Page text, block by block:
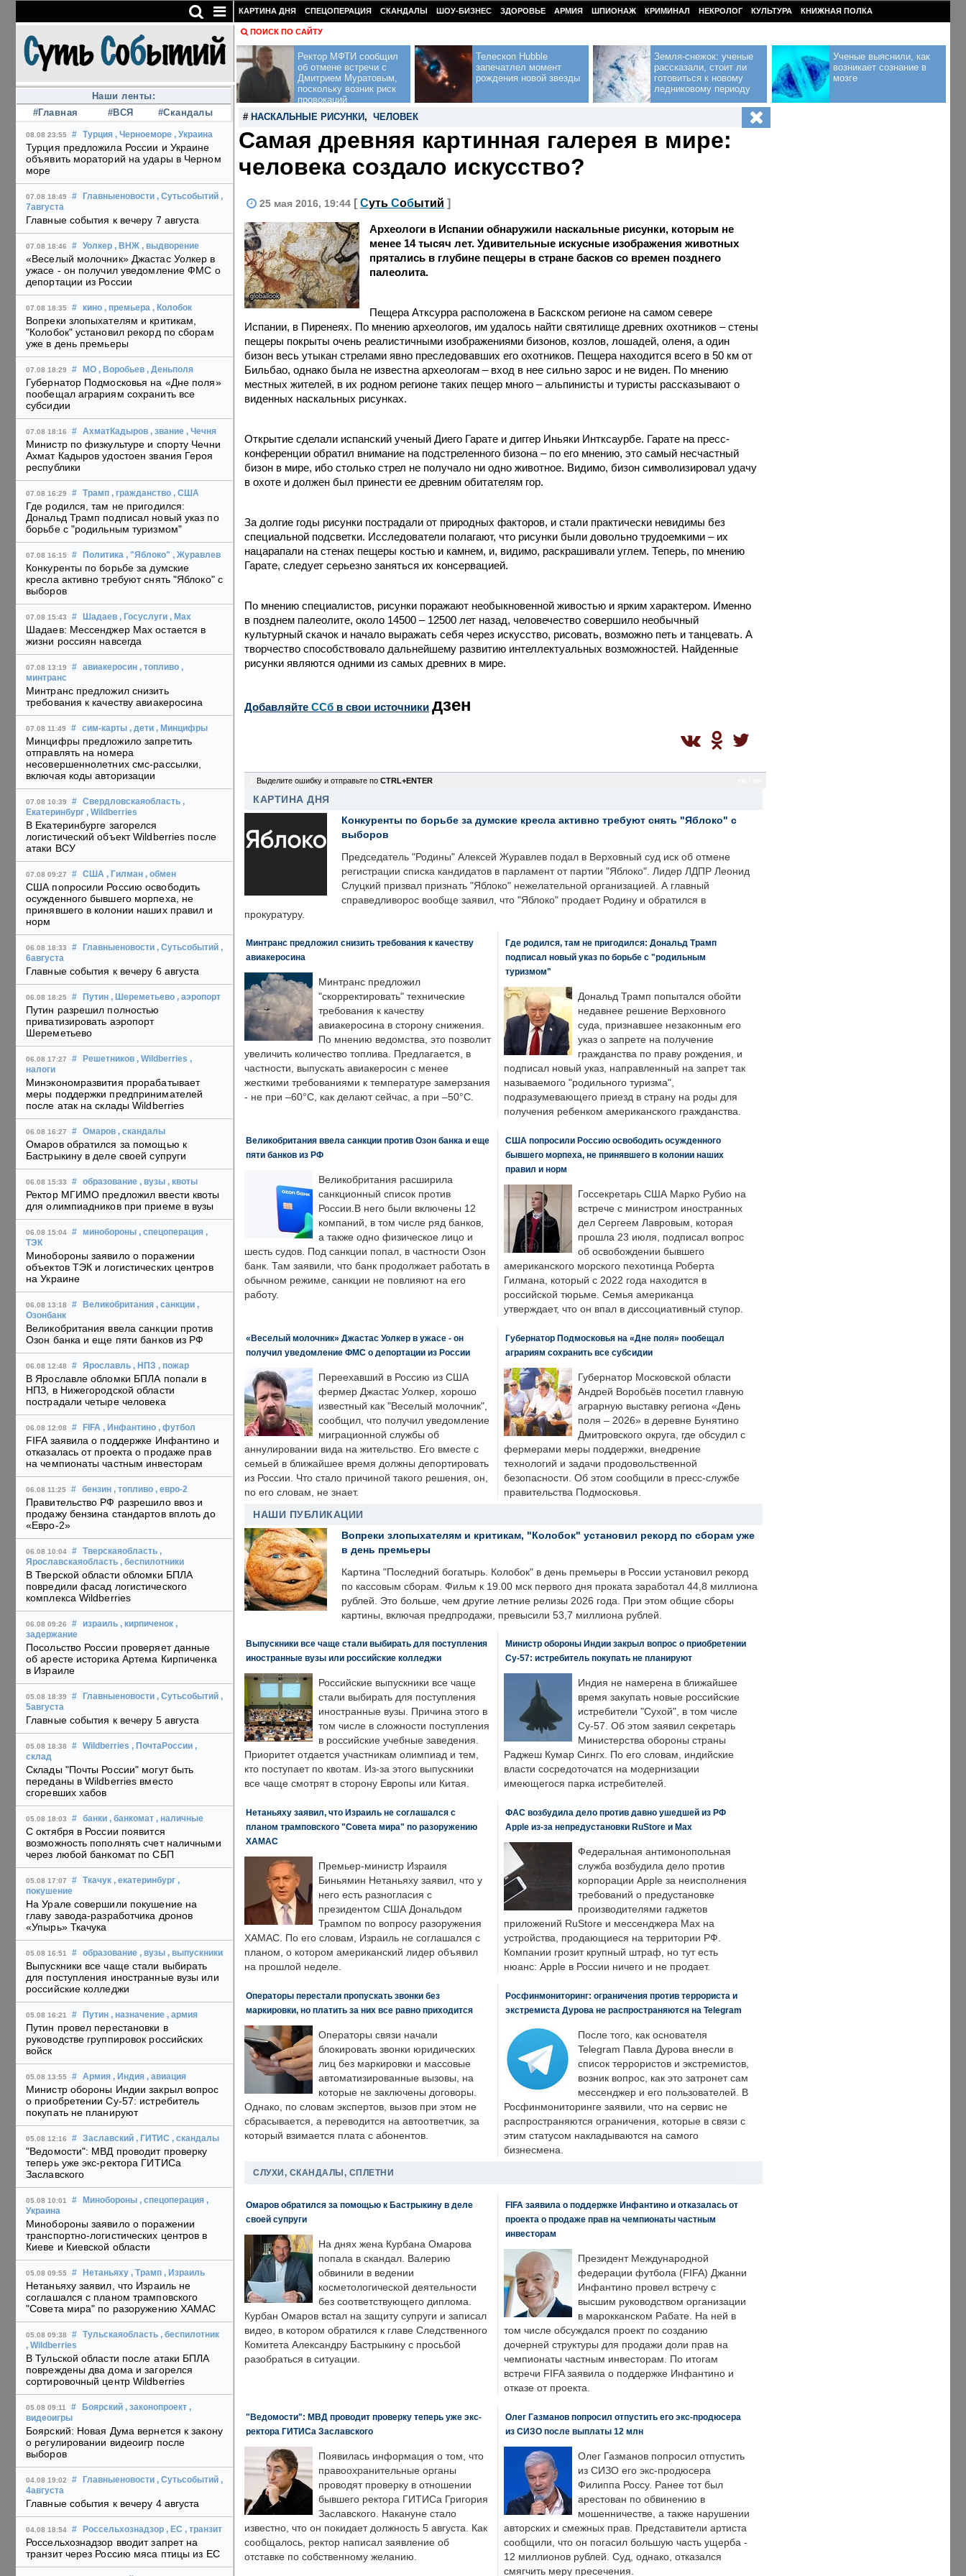
Наши ленты:
#Главная
#ВСЯ #Скандалы
08.08 23:55 # Турция , Черноеморе , Украина
Турция предложила России и Украине
объявить мораторий на удары в Черном
море
07.08 18:49 # Главныеновости , Сутьсобытий ,
7августа
Главные события к вечеру 7 августа
07.08 18:46 # Уолкер , ВНЖ , выдворение
«Веселый молочник» Джастас Уолкер в
ужасе - он получил уведомление ФМС о
депортации из России
07.08 18:35 # кино , премьера , Колобок
Вопреки злопыхателям и критикам,
"Колобок" установил рекорд по сборам
уже в день премьеры
07.08 18:29 # МО , Воробьев , Деньполя
Губернатор Подмосковья на «Дне поля»
пообещал аграриям сохранить все
субсидии
07.08 18:16 # АхматКадыров , звание , Чечня
Министр по физкультуре и спорту Чечни
Ахмат Кадыров удостоен звания Героя
республики
07.08 16:29 # Трамп , гражданство , США
Где родился, там не пригодился:
Дональд Трамп подписал новый указ по
борьбе с "родильным туризмом"
07.08 16:15 # Политика , "Яблоко" , Журавлев
Конкуренты по борьбе за думские
кресла активно требуют снять "Яблоко" с
выборов
07.08 15:43 # Шадаев , Госуслуги , Max
Шадаев: Мессенджер Max остается в
жизни россиян навсегда
07.08 13:19 # авиакеросин , топливо ,
минтранс
Минтранс предложил снизить
требования к качеству авиакеросина
07.08 11:49 # сим-карты , дети , Минцифры
Минцифры предложило запретить
отправлять на номера
несовершеннолетних смс-рассылки,
включая коды авторизации
07.08 10:39 # Свердловскаяобласть ,
Екатеринбург , Wildberries
В Екатеринбурге загорелся
логистический объект Wildberries после
атаки ВСУ
07.08 09:27 # США , Гилман , обмен
США попросили Россию освободить
осужденного бывшего морпеха, не
принявшего в колонии наших правил и
норм
06.08 18:33 # Главныеновости , Сутьсобытий ,
6августа
Главные события к вечеру 6 августа
06.08 18:25 # Путин , Шереметьево , аэропорт
Путин разрешил полностью
приватизировать аэропорт
Шереметьево
06.08 17:27 # Решетников , Wildberries ,
налоги
Минэкономразвития прорабатывает
меры поддержки предпринимателей
после атак на склады Wildberries
06.08 16:27 # Омаров , скандалы
Омаров обратился за помощью к
Бастрыкину в деле своей супруги
06.08 15:33 # образование , вузы , квоты
Ректор МГИМО предложил ввести квоты
для олимпиадников при приеме в вузы
06.08 15:04 # минобороны , спецоперация ,
ТЭК
Минобороны заявило о поражении
объектов ТЭК и логистических центров
на Украине
06.08 13:18 # Великобритания , санкции ,
Озонбанк
Великобритания ввела санкции против
Озон банка и еще пяти банков из РФ
06.08 12:48 # Ярославль , НПЗ , пожар
В Ярославле обломки БПЛА попали в
НПЗ, в Нижегородской области
пострадали четыре человека
06.08 12:08 # FIFA , Инфантино , футбол
FIFA заявила о поддержке Инфантино и
отказалась от проекта о продаже прав
на чемпионаты частным инвесторам
06.08 11:25 # бензин , топливо , евро-2
Правительство РФ разрешило ввоз и
продажу бензина стандартов вплоть до
«Евро-2»
06.08 10:04 # Тверскаяобласть ,
Ярославскаяобласть , беспилотники
В Тверской области обломки БПЛА
повредили фасад логистического
комплекса Wildberries
06.08 09:26 # израиль , кирпиченок ,
задержание
Посольство России проверяет данные
об аресте историка Артема Кирпиченка
в Израиле
05.08 18:39 # Главныеновости , Сутьсобытий ,
5августа
Главные события к вечеру 5 августа
05.08 18:38 # Wildberries , ПочтаРоссии ,
склад
Склады "Почты России" могут быть
переданы в Wildberries вместо
сгоревших хабов
05.08 18:03 # банки , банкомат , наличные
С октября в России появится
возможность пополнять счет наличными
через любой банкомат по СБП
05.08 17:07 # Ткачук , екатеринбург ,
покушение
На Урале совершили покушение на
главу завода-разработчика дронов
«Упырь» Ткачука
05.08 16:51 # образование , вузы , выпускники
Выпускники все чаще стали выбирать
для поступления иностранные вузы или
российские колледжи
05.08 16:21 # Путин , назначение , армия
Путин провел перестановки в
руководстве группировок российских
войск
05.08 13:55 # Армия , Индия , авиация
Министр обороны Индии закрыл вопрос
о приобретении Су-57: истребитель
покупать не планируют
05.08 12:16 # Заславский , ГИТИС , скандалы
"Ведомости": МВД проводит проверку
теперь уже экс-ректора ГИТИСа
Заславского
05.08 10:01 # Минобороны , спецоперация ,
Украина
Минобороны заявило о поражении
транспортно-логистических центров в
Киеве и Киевской области
05.08 09:55 # Нетаньяху , Трамп , Израиль
Нетаньяху заявил, что Израиль не
соглашался с планом трамповского
"Совета мира" по разоружению ХАМАС
05.08 09:38 # Тульскаяобласть , беспилотник
, Wildberries
В Тульской области после атаки БПЛА
повреждены два дома и загорелся
сортировочный центр Wildberries
05.08 09:11 # Боярский , законопроект ,
видеоигры
Боярский: Новая Дума вернется к закону
о регулировании видеоигр после
выборов
04.08 19:02 # Главныеновости , Сутьсобытий ,
4августа
Главные события к вечеру 4 августа
04.08 18:54 # Россельхознадзор , ЕС , транзит
Россельхознадзор вводит запрет на
транзит через Россию мяса птицы из ЕС
КАРТИНА ДНЯ СПЕЦОПЕРАЦИЯ СКАНДАЛЫ ШОУ-БИЗНЕС ЗДОРОВЬЕ АРМИЯ ШПИОНАЖ КРИМИНАЛ НЕКРОЛОГ КУЛЬТУРА КНИЖНАЯ ПОЛКА
ПОИСК ПО САЙТУ
Ректор МФТИ сообщил
об отмене встречи с
Дмитрием Муратовым,
поскольку возник риск
провокаций
Телескоп Hubble
запечатлел момент
рождения новой звезды
Земля-снежок: ученые
рассказали, стоит ли
готовиться к новому
ледниковому периоду
Ученые выяснили, как
возникает сознание в
мозге
# НАСКАЛЬНЫЕ РИСУНКИ , ЧЕЛОВЕК
Самая древняя картинная галерея в мире:
человека создало искусство?
25 мая 2016, 19:44 [ Суть Событий ]
globallook
Археологи в Испании обнаружили наскальные рисунки, которым не
менее 14 тысяч лет. Удивительные искусные изображения животных
прятались в глубине пещеры в стране басков со времен позднего
палеолита.
Пещера Атксурра расположена в Баскском регионе на самом севере
Испании, в Пиренеях. По мнению археологов, им удалось найти святилище древних охотников – стены
пещеры покрыты очень реалистичными изображениями бизонов, козлов, лошадей, оленя, а один
бизон весь утыкан стрелами явно преследовавших его охотников. Пещера находится всего в 50 км от
Бильбао, однако была не известна археологам – вход в нее сильно зарос и не виден. По мнению
местных жителей, в их родном регионе таких пещер много – альпинисты и туристы рассказывают о
виденных наскальных рисунках.
Открытие сделали испанский ученый Диего Гарате и диггер Иньяки Интксаурбе. Гарате на пресс-
конференции обратил внимание на подстреленного бизона – по его мнению, это самый несчастный
бизон в мире, ибо столько стрел не получало ни одно животное. Видимо, бизон символизировал удачу
в охоте и должен был принести ее древним обитателям гор.
За долгие годы рисунки пострадали от природных факторов, и стали практически невидимы без
специальной подсветки. Исследователи полагают, что рисунки были довольно трудоемкими – их
нацарапали на стенах пещеры костью и камнем, и, видимо, раскрашивали углем. Теперь, по мнению
Гарате, следует серьезно заняться их консервацией.
По мнению специалистов, рисунки поражают необыкновенной живостью и ярким характером. Именно
в позднем палеолите, около 14500 – 12500 лет назад, человечество совершило необычный
культурный скачок и начало выражать себя через искусство, рисовать, возможно петь и танцевать. А
творчество способствовало дальнейшему развитию интеллектуальных возможностей. Найденные
рисунки являются одними из самых древних в мире.
Добавляйте CСб в свои источники дзен
Выделите ошибку и отправьте по CTRL+ENTER
КАРТИНА ДНЯ
Конкуренты по борьбе за думские кресла активно требуют снять "Яблоко" с
выборов
Председатель "Родины" Алексей Журавлев подал в Верховный суд иск об отмене
регистрации списка кандидатов в парламент от партии "Яблоко". Лидер ЛДПР Леонид
Слуцкий призвал признать "Яблоко" нежелательной организацией. А главный
справедливорос вообще заявил, что "Яблоко" продает Родину и обратился в
прокуратуру.
Минтранс предложил снизить требования к качеству
авиакеросина
Минтранс предложил
"скорректировать" технические
требования к качеству
авиакеросина в сторону снижения.
По мнению ведомства, это позволит
увеличить количество топлива. Предлагается, в
частности, выпускать авиакеросин с менее
жесткими требованиями к температуре замерзания
- не при –60°C, как делают сейчас, а при –50°C.
Где родился, там не пригодился: Дональд Трамп
подписал новый указ по борьбе с "родильным
туризмом"
Дональд Трамп попытался обойти
недавнее решение Верховного
суда, признавшее незаконным его
указ о запрете на получение
гражданства по праву рождения, и
подписал новый указ, направленный на запрет так
называемого "родильного туризма",
подразумевающего приезд в страну на роды для
получения ребенком американского гражданства.
Великобритания ввела санкции против Озон банка и еще
пяти банков из РФ
Великобритания расширила
санкционный список против
России.В него были включены 12
компаний, в том числе ряд банков,
а также одно физическое лицо и
шесть судов. Под санкции попал, в частности Озон
банк. Там заявили, что банк продолжает работать в
обычном режиме, санкции не повлияют на его
работу.
США попросили Россию освободить осужденного
бывшего морпеха, не принявшего в колонии наших
правил и норм
Госсекретарь США Марко Рубио на
встрече с министром иностранных
дел Сергеем Лавровым, которая
прошла 23 июля, подписал вопрос
об освобождении бывшего
американского морского пехотинца Роберта
Гилмана, который с 2022 года находится в
российской тюрьме. Семья американца
утверждает, что он впал в диссоциативный ступор.
«Веселый молочник» Джастас Уолкер в ужасе - он
получил уведомление ФМС о депортации из России
Переехавший в Россию из США
фермер Джастас Уолкер, хорошо
известный как "Веселый молочник",
сообщил, что получил уведомление
миграционной службы об
аннулировании вида на жительство. Его вместе с
семьей в ближайшее время должны депортировать
из России. Что стало причиной такого решения, он,
по его словам, не знает.
Губернатор Подмосковья на «Дне поля» пообещал
аграриям сохранить все субсидии
Губернатор Московской области
Андрей Воробьёв посетил главную
аграрную выставку региона «День
поля – 2026» в деревне Бунятино
Дмитровского округа, где обсудил с
фермерами меры поддержки, внедрение
технологий и задачи продовольственной
безопасности. Об этом сообщили в пресс-службе
правительства Подмосковья.
НАШИ ПУБЛИКАЦИИ
Вопреки злопыхателям и критикам, "Колобок" установил рекорд по сборам уже
в день премьеры
Картина "Последний богатырь. Колобок" в день премьеры в России установил рекорд
по кассовым сборам. Фильм к 19.00 мск первого дня проката заработал 44,8 миллиона
рублей. Это больше, чем другие летние релизы 2026 года. При этом общие сборы
картины, включая предпродажи, превысили 53,7 миллиона рублей.
Выпускники все чаще стали выбирать для поступления
иностранные вузы или российские колледжи
Российские выпускники все чаще
стали выбирать для поступления
иностранные вузы. Причина этого в
том числе в сложности поступления
в российские учебные заведения.
Приоритет отдается участникам олимпиад и тем,
кто поступает по квотам. Из-за этого выпускники
все чаще смотрят в сторону Европы или Китая.
Министр обороны Индии закрыл вопрос о приобретении
Су-57: истребитель покупать не планируют
Индия не намерена в ближайшее
время закупать новые российские
истребители "Сухой", в том числе
Су-57. Об этом заявил секретарь
Министерства обороны страны
Раджеш Кумар Сингх. По его словам, индийские
власти сосредоточатся на модернизации
имеющегося парка истребителей.
Нетаньяху заявил, что Израиль не соглашался с
планом трамповского "Совета мира" по разоружению
ХАМАС
Премьер-министр Израиля
Биньямин Нетаньяху заявил, что у
него есть разногласия с
президентом США Дональдом
Трампом по вопросу разоружения
ХАМАС. По его словам, Израиль не соглашался с
планом, о котором американский лидер объявил
на прошлой неделе.
ФАС возбудила дело против давно ушедшей из РФ
Apple из-за непредустановки RuStore и Max
Федеральная антимонопольная
служба возбудила дело против
корпорации Apple за неисполнения
требований о предустановке
производителями гаджетов
приложений RuStore и мессенджера Max на
устройства, продающиеся на территории РФ.
Компании грозит крупный штраф, но тут есть
нюанс: Apple в России ничего и не продает.
Операторы перестали пропускать звонки без
маркировки, но платить за них все равно приходится
Операторы связи начали
блокировать звонки юридических
лиц без маркировки и массовые
автоматизированные вызовы, на
которые не заключены договоры.
Однако, по словам экспертов, вызов при этом не
сбрасывается, а переводится на автоответчик, за
который взимается плата с абонентов.
Росфинмониторинг: ограничения против террориста и
экстремиста Дурова не распространяются на Telegram
После того, как основателя
Telegram Павла Дурова внесли в
список террористов и экстремистов,
возник вопрос, как это затронет сам
мессенджер и его пользователей. В
Росфинмониторинге заявили, что на сервис не
распространяются ограничения, которые в связи с
этим статусом накладываются на самого
бизнесмена.
СЛУХИ, СКАНДАЛЫ, СПЛЕТНИ
Омаров обратился за помощью к Бастрыкину в деле
своей супруги
На днях жена Курбана Омарова
попала в скандал. Валерию
обвинили в ведении
косметологической деятельности
без соответствующего диплома.
Курбан Омаров встал на защиту супруги и записал
видео, в котором обратился к главе Следственного
Комитета Александру Бастрыкину с просьбой
разобраться в ситуации.
FIFA заявила о поддержке Инфантино и отказалась от
проекта о продаже прав на чемпионаты частным
инвесторам
Президент Международной
федерации футбола (FIFA) Джанни
Инфантино провел встречу с
высшим руководством организации
в марокканском Рабате. На ней в
том числе обсуждался проект по созданию
дочерней структуры для продажи доли прав на
чемпионаты частным инвесторам. По итогам
встречи FIFA заявила о поддержке Инфантино и
отказе от проекта.
"Ведомости": МВД проводит проверку теперь уже экс-
ректора ГИТИСа Заславского
Появилась информация о том, что
правоохранительные органы
проводят проверку в отношении
бывшего ректора ГИТИСа Григория
Заславского. Накануне стало
известно, что он покидает должность 5 августа. Как
сообщалось, ректор написал заявление об
отставке по собственному желанию.
Олег Газманов попросил отпустить его экс-продюсера
из СИЗО после выплаты 12 млн
Олег Газманов попросил отпустить
из СИЗО его экс-продюсера
Филиппа Россу. Ранее тот был
арестован по обвинению в
мошенничестве, а также нарушении
авторских и смежных прав. Представители артиста
сообщили, что он погасил большую часть ущерба -
12 миллионов рублей. Суд, однако, отказался
смягчить меру пресечения.